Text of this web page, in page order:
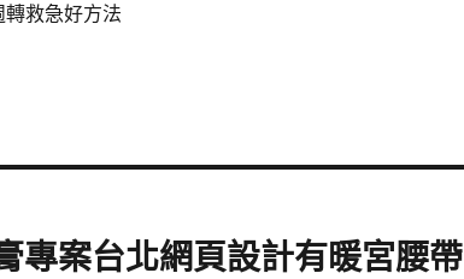
救急好方法
專案台北網頁設計有暖宮腰帶